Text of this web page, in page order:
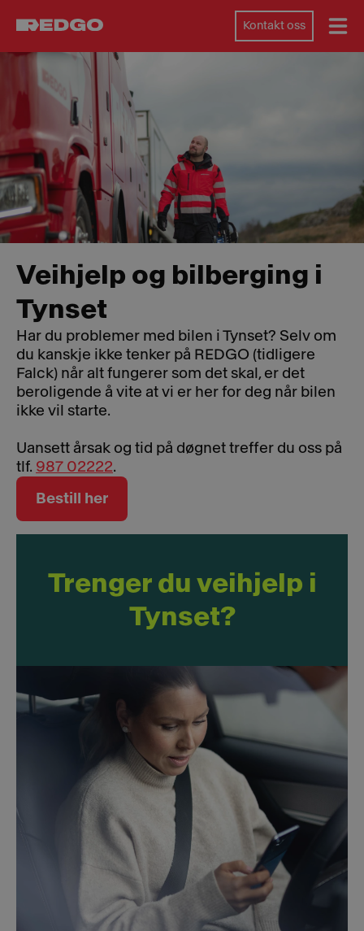
Kontakt oss
Veihjelp og bilberging i
Tynset
Har du problemer med bilen i Tynset? Selv om
du kanskje ikke tenker på REDGO (tidligere
Falck) når alt fungerer som det skal, er det
beroligende å vite at vi er her for deg når bilen
ikke vil starte.
Uansett årsak og tid på døgnet treffer du oss på
tlf. 987 02222.
Bestill her
Trenger du veihjelp i
Tynset?